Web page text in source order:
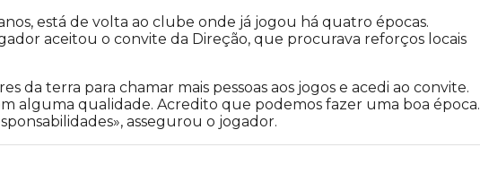
está de volta ao clube onde já jogou há quatro épocas.
aceitou o convite da Direção, que procurava reforços locais
da terra para chamar mais pessoas aos jogos e acedi ao convite.
alguma qualidade. Acredito que podemos fazer uma boa época.
assegurou o jogador.